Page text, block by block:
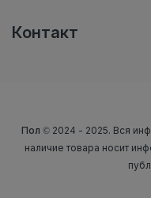
Контакт
Пол © 2024 - 2025. Вся
наличие товара носит